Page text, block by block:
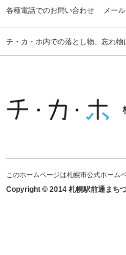
各種電話でのお問い合わせ
メー
チ・カ・ホ内での落とし物、忘れ
このホームページは札幌市公式ホーム
Copyright © 2014 札幌駅前通まち